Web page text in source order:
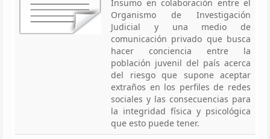
Insumo en colaboración entre el
Organismo de Investigación
Judicial y una medio de
comunicación privado que busca
hacer conciencia entre la
población juvenil del país acerca
del riesgo que supone aceptar
extraños en los perfiles de redes
sociales y las consecuencias para
la integridad física y psicológica
que esto puede tener.